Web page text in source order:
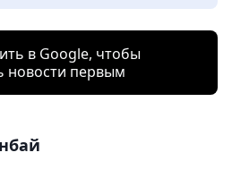
в Google, чтобы
новости первым